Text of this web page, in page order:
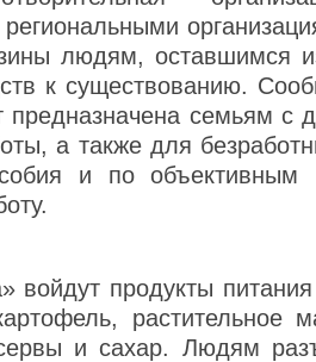
региональными
людям, оставшимся
к существованию.
предназначена семьям с
а также для
и по объективным
войдут продукты
растительное
и сахар. Людям